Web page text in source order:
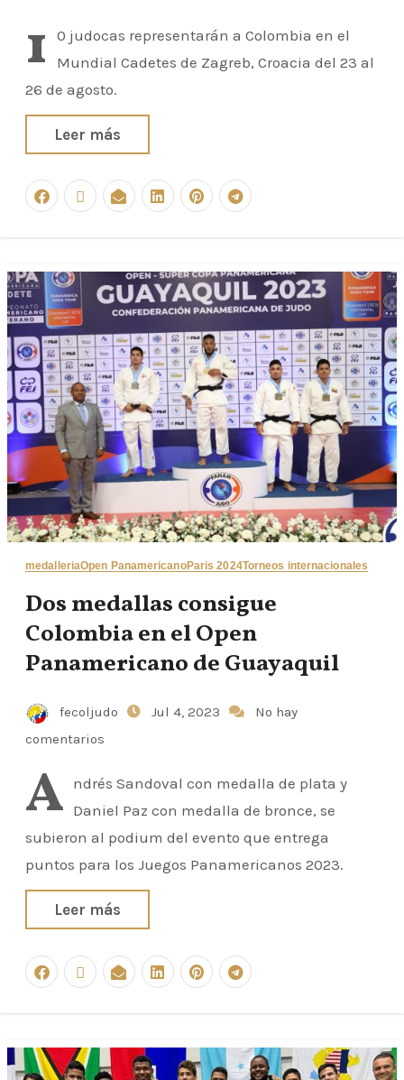
1
0 judocas representarán a Colombia en el
Mundial Cadetes de Zagreb, Croacia del 23 al
26 de agosto.
Leer más
medalleriaOpen PanamericanoParis 2024Torneos internacionales
Dos medallas consigue
Colombia en el Open
Panamericano de Guayaquil
fecoljudo Jul 4, 2023
No hay
comentarios
A ndrés Sandoval con medalla de plata y
Daniel Paz con medalla de bronce, se
subieron al podium del evento que entrega
puntos para los Juegos Panamericanos 2023.
Leer más